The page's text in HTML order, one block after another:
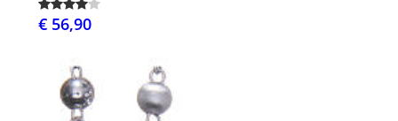
€ 56,90